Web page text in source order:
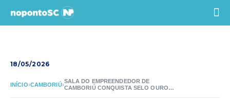
18/05/2026
INÍCIO›CAMBORIÚ›
SALA DO EMPREENDEDOR DE
CAMBORIÚ CONQUISTA SELO OURO